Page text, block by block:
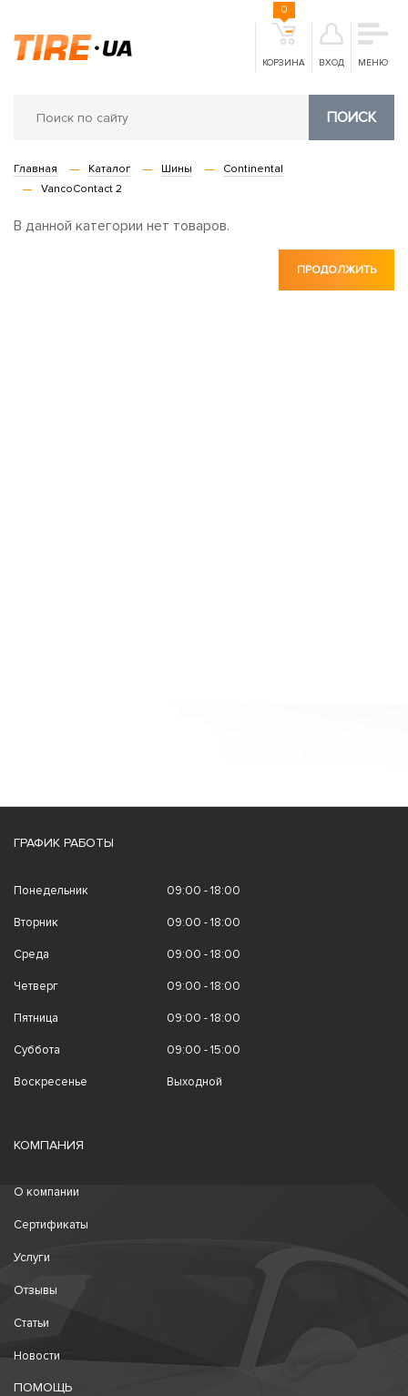
КОРЗИНА
0
ВХОД МЕНЮ
ПОИСК
Главная Каталог Шины
Continental
VancoContact 2
В данной категории нет товаров.
ПРОДОЛЖИТЬ
ГРАФИК РАБОТЫ
Понедельник 09:00 - 18:00
Вторник 09:00 - 18:00
Среда 09:00 - 18:00
Четверг 09:00 - 18:00
Пятница 09:00 - 18:00
Суббота 09:00 - 15:00
Воскресенье Выходной
КОМПАНИЯ
О компании
Сертификаты
Услуги
Отзывы
Статьи
Новости
ПОМОЩЬ